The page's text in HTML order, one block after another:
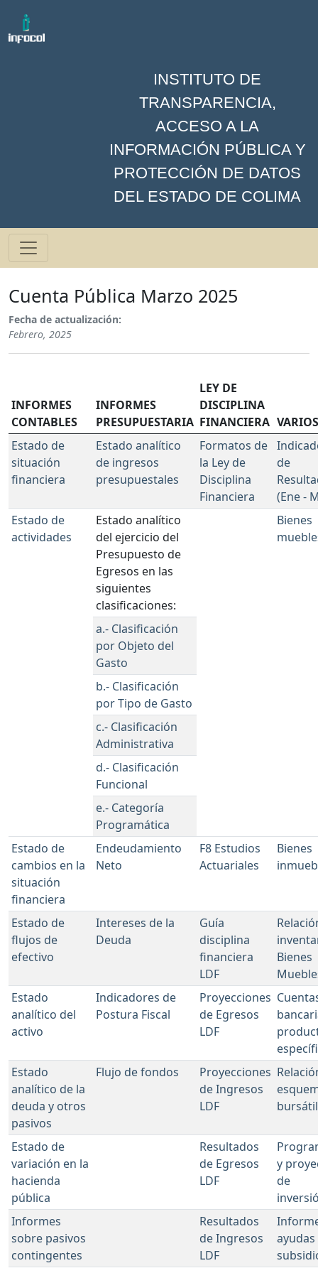
INSTITUTO DE
TRANSPARENCIA,
ACCESO A LA
INFORMACIÓN PÚBLICA Y
PROTECCIÓN DE DATOS
DEL ESTADO DE COLIMA
Cuenta Pública Marzo 2025
Fecha de actualización:
Febrero, 2025
INFORMES
CONTABLES
INFORMES
PRESUPUESTARIA
LEY DE
DISCIPLINA
FINANCIERA VARIOS
Estado de
situación
financiera
Estado analítico
de ingresos
presupuestales
Formatos de
la Ley de
Disciplina
Financiera
de
(Ene -
Estado de
actividades
Estado analítico
del ejercicio del
Presupuesto de
Egresos en las
siguientes
clasificaciones:
Bienes
a.- Clasificación
por Objeto del
Gasto
b.- Clasificación
por Tipo de Gasto
c.- Clasificación
Administrativa
d.- Clasificación
Funcional
e.- Categoría
Programática
Estado de
cambios en la
situación
financiera
Endeudamiento
Neto
F8 Estudios
Actuariales
Bienes
Estado de
flujos de
efectivo
Intereses de la
Deuda
Guía
disciplina
financiera
LDF
Bienes
Estado
analítico del
activo
Indicadores de
Postura Fiscal
Proyecciones
de Egresos
LDF
Estado
analítico de la
deuda y otros
pasivos
Flujo de fondos
Proyecciones
de Ingresos
LDF
Estado de
variación en la
hacienda
pública
Resultados
de Egresos
LDF
y
de
Informes
sobre pasivos
contingentes
Resultados
de Ingresos
LDF
ayudas